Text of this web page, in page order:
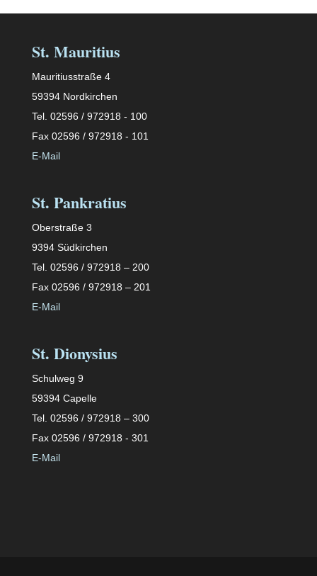
St. Mauritius
Mauritiusstraße 4
59394 Nordkirchen
Tel. 02596 / 972918 - 100
Fax 02596 / 972918 - 101
E-Mail
St. Pankratius
Oberstraße 3
9394 Südkirchen
Tel. 02596 / 972918 – 200
Fax 02596 / 972918 – 201
E-Mail
St. Dionysius
Schulweg 9
59394 Capelle
Tel. 02596 / 972918 – 300
Fax 02596 / 972918 - 301
E-Mail